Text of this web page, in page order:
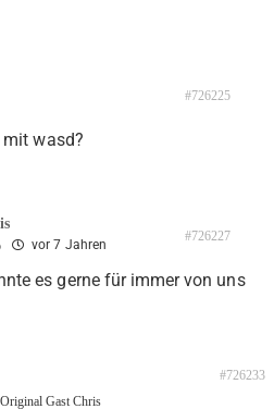
#726225
wasd?
vor 7 Jahren
#726227
es gerne für immer von uns
Original Gast Chris
#726233